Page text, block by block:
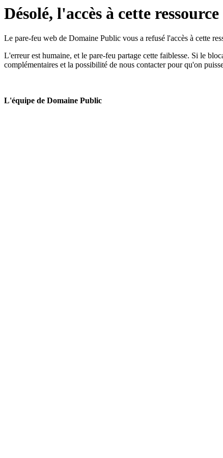
Désolé, l'accès à cette
Le pare-feu web de Domaine Public vous a refusé l'accès à cette
L'erreur est humaine, et le pare-feu partage cette faiblesse. Si le
complémentaires et la possibilité de nous contacter pour qu'on
L'équipe de Domaine Public